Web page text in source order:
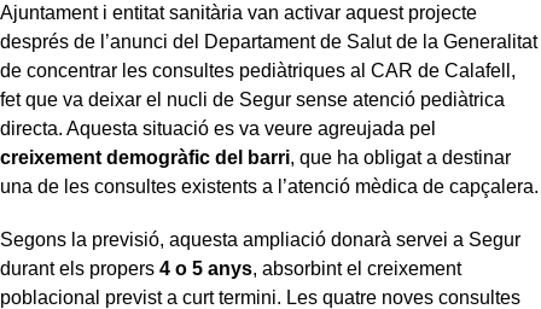
Ajuntament i entitat sanitària van activar aquest projecte
després de l’anunci del Departament de Salut de la Generalitat
de concentrar les consultes pediàtriques al CAR de Calafell,
fet que va deixar el nucli de Segur sense atenció pediàtrica
directa. Aquesta situació es va veure agreujada pel
creixement demogràfic del barri, que ha obligat a destinar
una de les consultes existents a l’atenció mèdica de capçalera.
Segons la previsió, aquesta ampliació donarà servei a Segur
durant els propers 4 o 5 anys, absorbint el creixement
poblacional previst a curt termini. Les quatre noves consultes